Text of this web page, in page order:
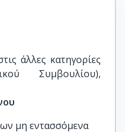
άλλες κατηγορίες
Συμβουλίου),
μη εντασσόμενα